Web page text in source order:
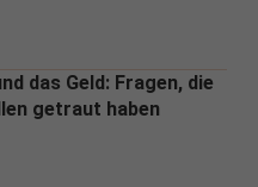
das Geld: Fragen, die
getraut haben